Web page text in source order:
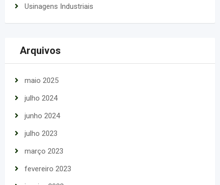
Usinagens Industriais
Arquivos
maio 2025
julho 2024
junho 2024
julho 2023
março 2023
fevereiro 2023